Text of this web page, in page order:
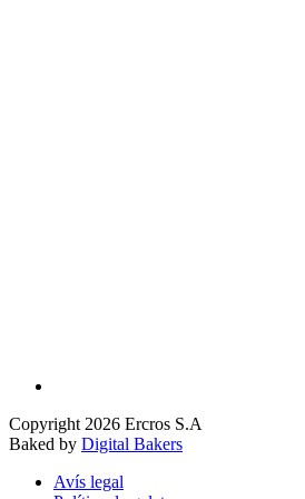
Copyright 2026 Ercros S.A
Baked by Digital Bakers
Avís legal